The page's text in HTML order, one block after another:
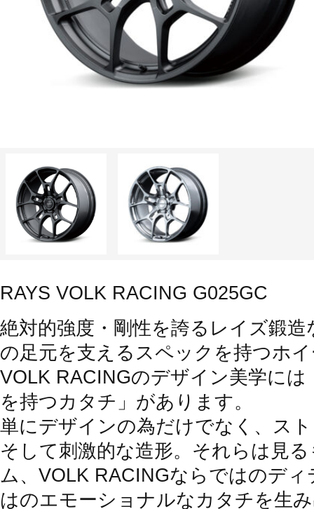
RAYS VOLK RACING G025GC
絶対的強度・剛性を誇るレイズ鍛
の足元を支えるスペックを持つホ
VOLK RACINGのデザイン美学に
を持つカタチ」があります。
単にデザインの為だけでなく、ス
そして刺激的な造形。それらは見
ム、VOLK RACINGならではのデ
はのエモーショナルなカタチを生